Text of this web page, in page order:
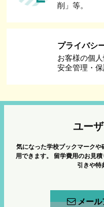
削」等。
プライバシ
お客様の個
安全管理・保
ユー
気になった学校ブックマーク
用できます。
留学費用のお見
引きや特
メール